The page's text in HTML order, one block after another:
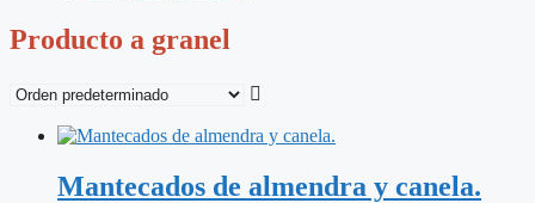
Producto a granel
Mantecados de almendra y canela.